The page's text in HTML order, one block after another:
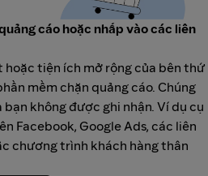
cáo hoặc nhấp vào các liên
tiện ích mở rộng của bên thứ
mềm chặn quảng cáo. Chúng
không được ghi nhận. Ví dụ cụ
Facebook, Google Ads, các liên
chương trình khách hàng thân